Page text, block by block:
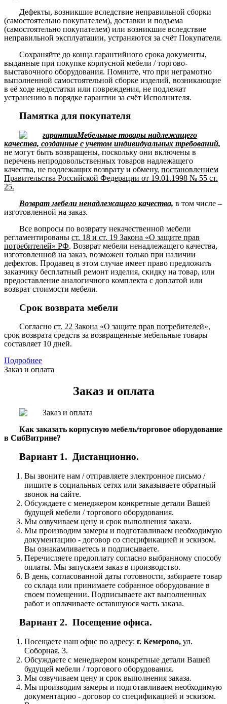
Дефекты, возникшие вследствие неправильной сборки
(самостоятельно покупателем), доставки и подъема
(самостоятельно покупателем) или возникшие вследствие
неправильной эксплуатации, устраняются за счёт Покупателя.
Сохраняйте до конца гарантийного срока документы,
выданные при покупке корпусной мебели / торгово-
выставочного оборудования. Помните, что при неграмотно
выполненной самостоятельной сборке изделий, возникающие
в её ходе недостатки или повреждения, не подлежат
устранению в порядке гарантии за счёт Исполнителя.
Памятка для покупателя
Мебельные товары надлежащего
качества, созданные с учетом индивидуальных требований,
не могут быть возвращены, поскольку они включены в
перечень непродовольственных товаров надлежащего
качества, не подлежащих возврату и обмену, постановлением
Правительства Российской Федерации от 19.01.1998 № 55 ст.
25.
Возврат мебели ненадлежащего качества, в том числе –
изготовленной на заказ.
Все вопросы по возврату некачественной мебели
регламентированы ст. 18 и ст. 19 Закона «О защите прав
потребителей» РФ. Возврат мебели ненадлежащего качества,
изготовленной на заказ, возможен только при наличии
дефектов. Продавец в этом случае имеет право предложить
заказчику бесплатный ремонт изделия, скидку на товар, или
предоставление аналогичного комплекта с доплатой или
возврат стоимости мебели.
Срок возврата мебели
Согласно ст. 22 Закона «О защите прав потребителей»,
срок возврата средств за возвращенные мебельные товары
составляет 10 дней.
Подробнее
Заказ и оплата
Заказ и оплата
Как заказать корпусную мебель/торговое оборудование
в СибВитрине?
Вариант 1. Дистанционно.
Вы звоните нам / отправляете электронное письмо /
пишите в социальных сетях или заказываете обратный
звонок на сайте.
Обсуждаете с менеджером конкретные детали Вашей
будущей мебели / торгового оборудования.
Мы озвучиваем цену и срок выполнения заказа.
Мы производим замеры и подготавливаем необходимую
документацию - договор со спецификацией и эскизом.
Вы ознакамливаетесь и подписываете.
Перечисляете предоплату согласно выбранному способу
оплаты. Мы запускаем заказ в производство.
В день, согласованной даты готовности, забираете товар
со склада или принимаете собранное оборудование в
своем помещении. Подписываете акт выполненных
работ и оплачиваете оставшуюся часть заказа.
Вариант 2. Посещение офиса.
Посещаете наш офис по адресу: г. Кемерово, ул.
Соборная, 3.
Обсуждаете с менеджером конкретные детали Вашей
будущей мебели / торгового оборудования.
Мы озвучиваем цену и срок выполнения заказа.
Мы производим замеры и подготавливаем необходимую
документацию - договор со спецификацией и эскизом.